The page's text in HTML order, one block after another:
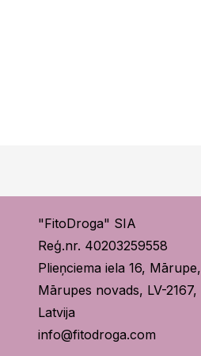
"FitoDroga" SIA
Reģ.nr. 40203259558
Plieņciema iela 16, Mārupe,
Mārupes novads, LV-2167,
Latvija
info@fitodroga.com